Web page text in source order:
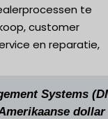
te
customer
en reparatie,
Systems
dollar